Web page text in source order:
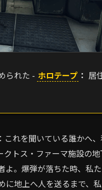
られた - ホロテープ ： 居
これを聞いている誰かへ
クトス・ファーマ施設の地
よ。爆弾が落ちた時、私
に地上へ人を送るまで、